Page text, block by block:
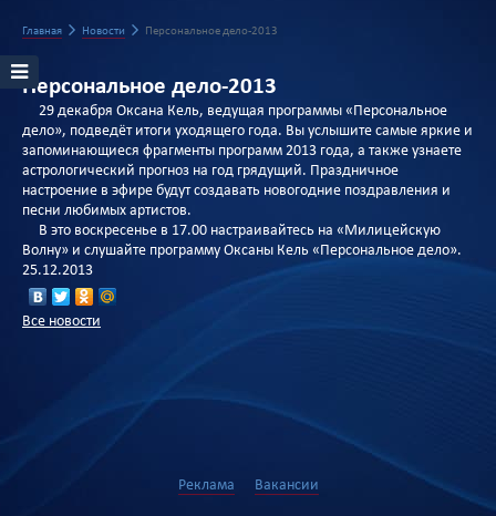
Главная Новости Персональное дело-2013
Персональное дело-2013
29 декабря Оксана Кель, ведущая программы «Персональное
дело», подведёт итоги уходящего года. Вы услышите самые яркие и
запоминающиеся фрагменты программ 2013 года, а также узнаете
астрологический прогноз на год грядущий. Праздничное
настроение в эфире будут создавать новогодние поздравления и
песни любимых артистов.
В это воскресенье в 17.00 настраивайтесь на «Милицейскую
Волну» и слушайте программу Оксаны Кель «Персональное дело».
25.12.2013
Все новости
Реклама Вакансии